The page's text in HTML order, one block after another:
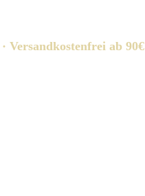
Versandkostenfrei ab 90€